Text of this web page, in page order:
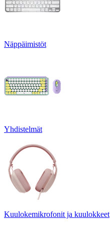
Näppäimistöt
Yhdistelmät
Kuulokemikrofonit ja kuulokkeet